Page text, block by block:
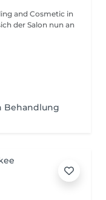
and Cosmetic in
der Salon nun an
Behandlung